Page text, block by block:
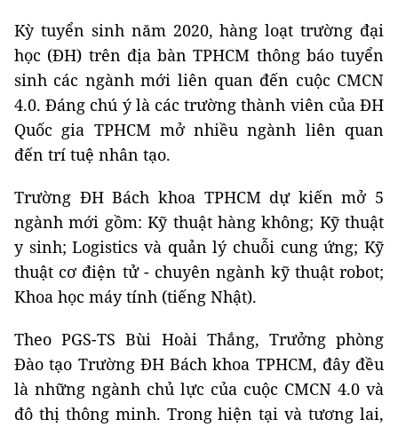
Kỳ tuyển sinh năm 2020, hàng loạt trường đại
học (ĐH) trên địa bàn TPHCM thông báo tuyển
sinh các ngành mới liên quan đến cuộc CMCN
4.0. Đáng chú ý là các trường thành viên của ĐH
Quốc gia TPHCM mở nhiều ngành liên quan
đến trí tuệ nhân tạo.
Trường ĐH Bách khoa TPHCM dự kiến mở 5
ngành mới gồm: Kỹ thuật hàng không; Kỹ thuật
y sinh; Logistics và quản lý chuỗi cung ứng; Kỹ
thuật cơ điện tử - chuyên ngành kỹ thuật robot;
Khoa học máy tính (tiếng Nhật).
Theo PGS-TS Bùi Hoài Thắng, Trưởng phòng
Đào tạo Trường ĐH Bách khoa TPHCM, đây đều
là những ngành chủ lực của cuộc CMCN 4.0 và
đô thị thông minh. Trong hiện tại và tương lai,